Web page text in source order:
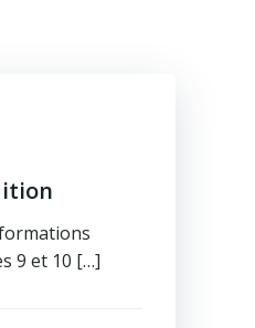
9 et 10 […]